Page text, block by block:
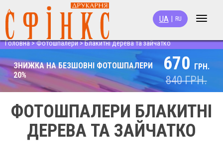
Toggle
UA RU
Головна>Фотошпалери>Блакитні дерева та зайчатко
ЗНИЖКА НА БЕЗШОВНІ ФОТОШПАЛЕРИ
20%
670 ГРН.
840ГРН.
ФОТОШПАЛЕРИ БЛАКИТНІ
ДЕРЕВА ТА ЗАЙЧАТКО